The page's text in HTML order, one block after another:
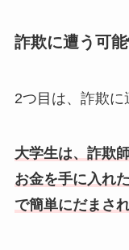
詐欺に遭う可
2つ目は、詐欺に
大学生は、詐欺
お金を手に入れ
で簡単にだまさ